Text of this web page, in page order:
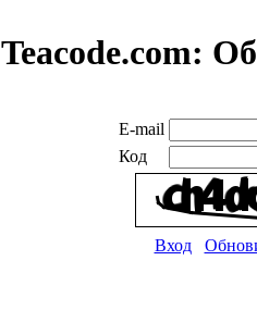
Teacode.com:
E-mail
Код
Вход